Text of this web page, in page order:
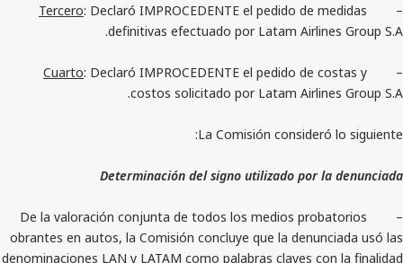
Tercero: Declaró IMPROCEDENTE el pedido de
definitivas efectuado por Latam
Cuarto: Declaró IMPROCEDENTE el pedido de
costos solicitado por Latam
La Comisión
Determinación del signo utilizado por
– De la valoración conjunta de todos los medios
obrantes en autos, la Comisión concluye que la
denominaciones LAN y LATAM como palabras claves